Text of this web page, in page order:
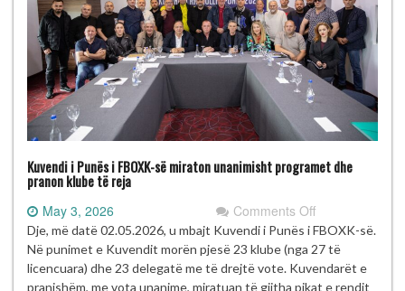
Kuvendi i Punës i FBOXK-së miraton unanimisht programet dhe
pranon klube të reja
May 3, 2026 Comments Offon
Kuvendi
i
Punës
i
Dje, më datë 02.05.2026, u mbajt Kuvendi i Punës i FBOXK-së.
Në punimet e Kuvendit morën pjesë 23 klube (nga 27 të
licencuara) dhe 23 delegatë me të drejtë vote. Kuvendarët e
pranishëm, me vota unanime, miratuan të gjitha pikat e rendit